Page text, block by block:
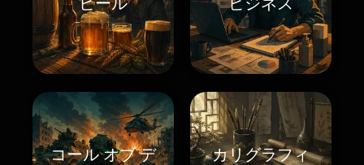
コール オブ デ
カリグラフィ